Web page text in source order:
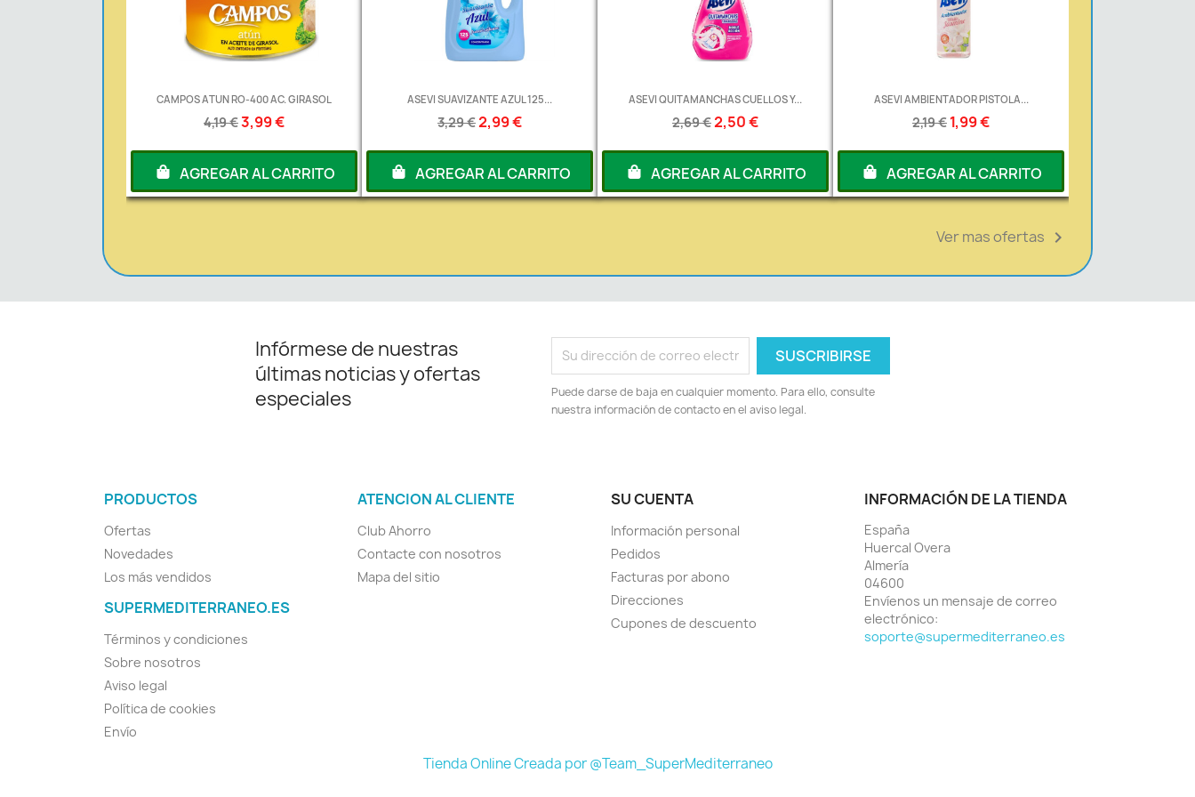
CAMPOS ATUN RO-400 AC. GIRASOL
4,19 €3,99 €
AGREGAR AL CARRITO
ASEVI SUAVIZANTE AZUL 125...
3,29 €2,99 €
AGREGAR AL CARRITO
ASEVI QUITAMANCHAS CUELLOS Y...
2,69 €2,50 €
AGREGAR AL CARRITO
ASEVI AMBIENTADOR PISTOLA...
2,19 € 1,99 €
AGREGAR AL CARRITO
Ver mas ofertas 
Infórmese de nuestras
últimas noticias y ofertas
especiales
Puede darse de baja en cualquier momento. Para ello, consulte
nuestra información de contacto en el aviso legal.
PRODUCTOS
Ofertas
Novedades
Los más vendidos
ATENCION AL CLIENTE
Club Ahorro
Contacte con nosotros
Mapa del sitio
SUPERMEDITERRANEO.ES
Términos y condiciones
Sobre nosotros
Aviso legal
Política de cookies
Envío
SU CUENTA
Información personal
Pedidos
Facturas por abono
Direcciones
Cupones de descuento
INFORMACIÓN DE LA TIENDA
España
Huercal Overa
Almería
04600
Envíenos un mensaje de correo
electrónico:
soporte@supermediterraneo.es
Tienda Online Creada por @Team_SuperMediterraneo